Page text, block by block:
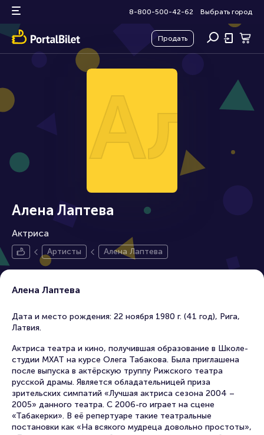
8-800-500-42-62 Выбрать город
Продать
Алена Лаптева
Актриса
Артисты Алена Лаптева
Алена Лаптева
Дата и место рождения: 22 ноября 1980 г. (41 год), Рига,
Латвия.
Актриса театра и кино, получившая образование в Школе-
студии МХАТ на курсе Олега Табакова. Была приглашена
после выпуска в актёрскую труппу Рижского театра
русской драмы. Является обладательницей приза
зрительских симпатий «Лучшая актриса сезона 2004 –
2005» данного театра. С 2006-го играет на сцене
«Табакерки». В её репертуаре такие театральные
постановки как «На всякого мудреца довольно простоты»,